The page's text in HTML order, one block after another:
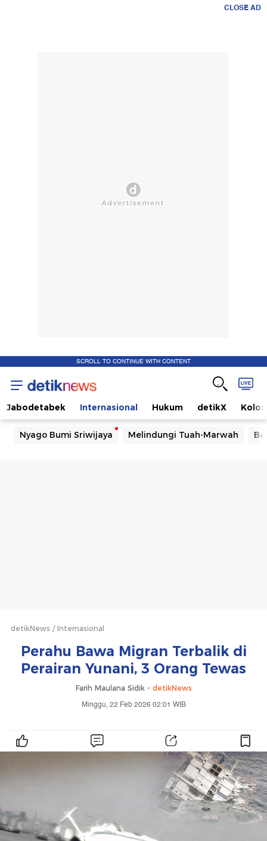
CLOSE AD
SCROLL TO CONTINUE WITH CONTENT
Jabodetabek Internasional Hukum detikX
Nyago Bumi Sriwijaya Melindungi Tuah-Marwah
detikNews Internasional
Perahu Bawa Migran Terbalik di
Perairan Yunani, 3 Orang Tewas
Farih Maulana Sidik - detikNews
Minggu, 22 Feb 2026 02:01 WIB